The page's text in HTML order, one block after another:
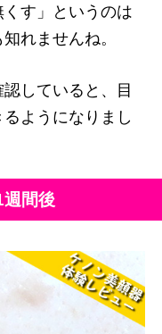
くす」というのは
れませんね。
していると、目
ようになりまし
間後